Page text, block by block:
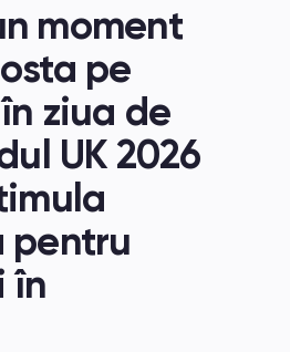
moment
pe
ziua de
UK 2026
pentru
în